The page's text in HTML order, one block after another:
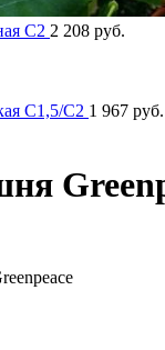
C2 2 208 руб.
C1,5/C2 1 967 руб.